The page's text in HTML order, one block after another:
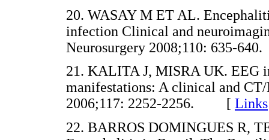
20. WASAY M ET AL.
infection Clinical and
Neurosurgery 2008;110: 635-
21. KALITA J, MISRA UK. EEG
manifestations: A clinical and
2006;117: 2252-2256. [ Links
22. BARROS DOMINGUES R,